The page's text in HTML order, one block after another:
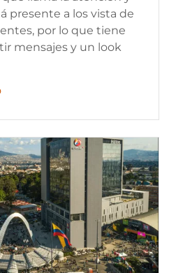
presente a los vista de
por lo que tiene
mensajes y un look